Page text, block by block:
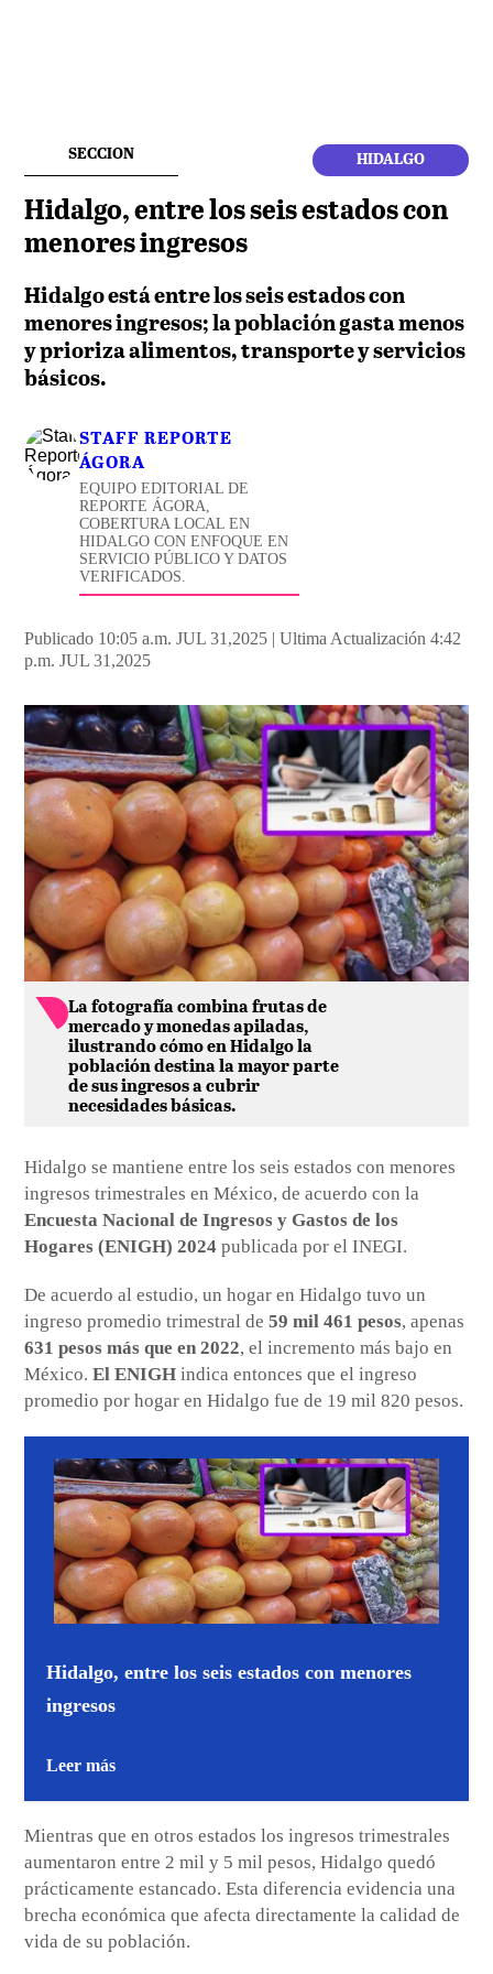
SECCION HIDALGO
Hidalgo, entre los seis estados con
menores ingresos
Hidalgo está entre los seis estados con
menores ingresos; la población gasta menos
y prioriza alimentos, transporte y servicios
básicos.
STAFF REPORTE
ÁGORA
EQUIPO EDITORIAL DE
REPORTE ÁGORA,
COBERTURA LOCAL EN
HIDALGO CON ENFOQUE EN
SERVICIO PÚBLICO Y DATOS
VERIFICADOS.
Publicado 10:05 a.m. JUL 31,2025 | Ultima Actualización 4:42
p.m. JUL 31,2025
La fotografía combina frutas de
mercado y monedas apiladas,
ilustrando cómo en Hidalgo la
población destina la mayor parte
de sus ingresos a cubrir
necesidades básicas.
Hidalgo se mantiene entre los seis estados con menores
ingresos trimestrales en México, de acuerdo con la
Encuesta Nacional de Ingresos y Gastos de los
Hogares (ENIGH) 2024 publicada por el INEGI.
De acuerdo al estudio, un hogar en Hidalgo tuvo un
ingreso promedio trimestral de59 mil 461 pesos, apenas
631 pesos más que en 2022, el incremento más bajo en
México.El ENIGH indica entonces que el ingreso
promedio por hogar en Hidalgo fue de 19 mil 820 pesos.
Hidalgo, entre los seis estados con menores
ingresos
Leer más
Mientras que en otros estados los ingresos trimestrales
aumentaron entre 2 mil y 5 mil pesos, Hidalgo quedó
prácticamente estancado. Esta diferencia evidencia una
brecha económica que afecta directamente la calidad de
vida de su población.